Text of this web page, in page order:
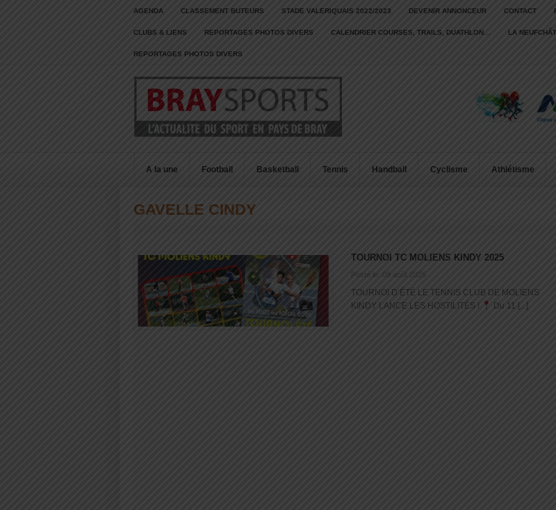
AGENDA CLASSEMENT BUTEURS STADE VALERIQUAIS 2022/2023 DEVENIR ANNONCEUR CONTACT
CLUBS & LIENS REPORTAGES PHOTOS DIVERS CALENDRIER COURSES, TRAILS, DUATHLON… LA
REPORTAGES PHOTOS DIVERS
A la une Football Basketball Tennis Handball Cyclisme Athlétisme
GAVELLE CINDY
TOURNOI TC MOLIENS KINDY 2025
Posté le: 09 août 2025
TOURNOI D’ÉTÉ LE TENNIS CLUB DE MOLIENS
KINDY LANCE LES HOSTILITÉS !
Du 11 [...]